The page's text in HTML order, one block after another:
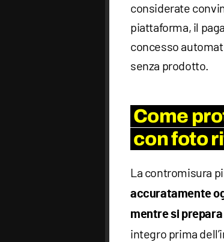
considerate
piattaforma, il
concesso
senza prodotto.
Come
con foto
La contromisura
accuratamente
mentre si
integro prima